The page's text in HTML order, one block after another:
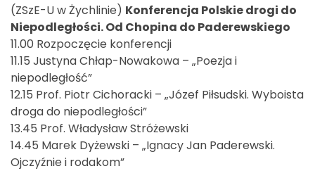
(ZSzE-U w Żychlinie) Konferencja Polskie drogi do
Niepodległości. Od Chopina do Paderewskiego
11.00 Rozpoczęcie konferencji
11.15 Justyna Chłap-Nowakowa – „Poezja i
niepodległość”
12.15 Prof. Piotr Cichoracki – „Józef Piłsudski. Wyboista
droga do niepodległości”
13.45 Prof. Władysław Stróżewski
14.45 Marek Dyżewski – „Ignacy Jan Paderewski.
Ojczyźnie i rodakom”